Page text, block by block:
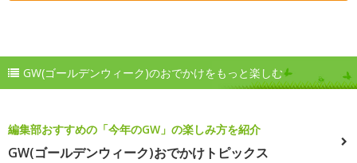
GW(ゴールデンウィーク)のおでかけをもっと楽しむ
編集部おすすめの「今年のGW」の楽しみ方を紹介
GW(ゴールデンウィーク)おでかけトピックス